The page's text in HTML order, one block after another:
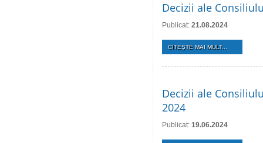
Decizii ale
Publicat: 21.08.2024
CITEŞTE MAI MULT...
Decizii ale
2024
Publicat: 19.06.2024